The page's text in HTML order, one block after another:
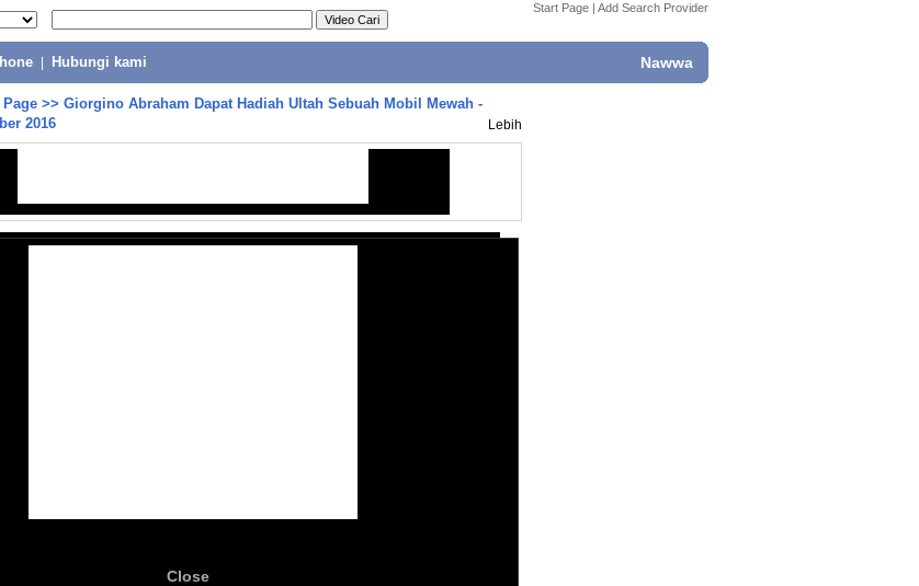
Start Page | Add Search Provider
Hubungi kami Nawwa
>> Giorgino Abraham Dapat Hadiah Ultah Sebuah Mobil Mewah -
2016
Lebih
Close